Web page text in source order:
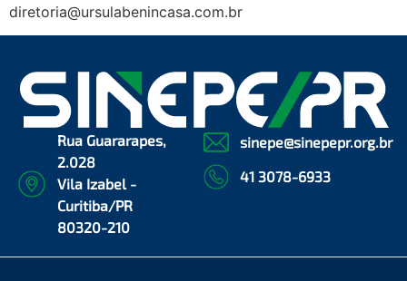
diretoria@ursulabenincasa.com.br
Rua Guararapes,
2.028
Vila Izabel -
Curitiba/PR
80320-210
sinepe@sinepepr.org.br
41 3078-6933